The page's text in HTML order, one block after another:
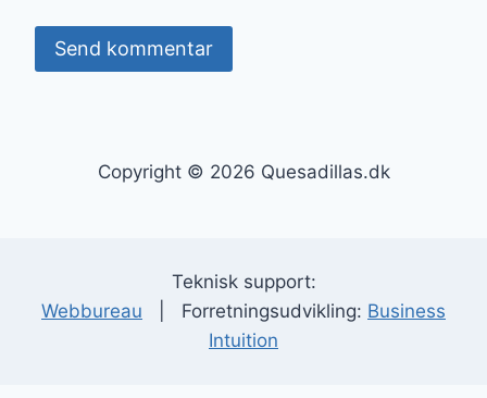
Copyright © 2026 Quesadillas.dk
Teknisk support:
Webbureau | Forretningsudvikling: Business
Intuition